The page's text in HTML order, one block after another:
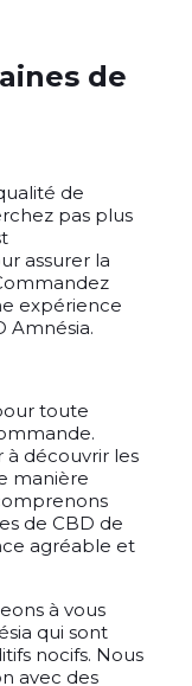
de
de
pas plus
assurer la
expérience
Amnésia.
toute
à découvrir les
manière
de CBD de
agréable et
à vous
qui sont
nocifs. Nous
avec des